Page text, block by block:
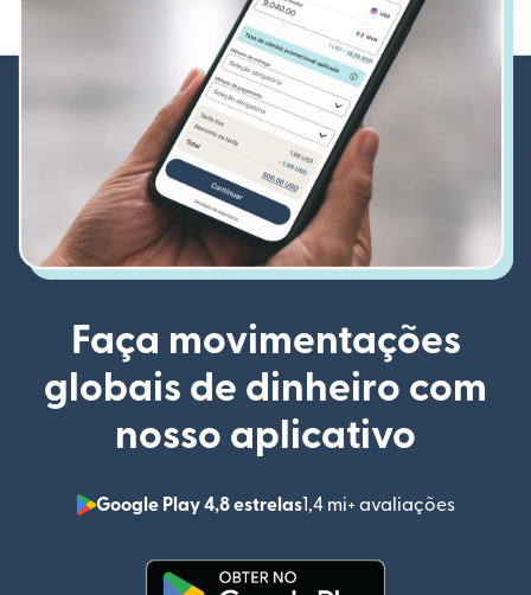
Faça movimentações
globais de dinheiro com
nosso aplicativo
Google Play 4,8 estrelas1,4 mi+ avaliações
(abre